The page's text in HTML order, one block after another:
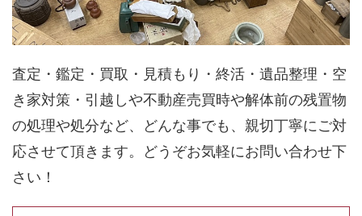
査定・鑑定・買取・見積もり・終活・遺品整理・空
き家対策・引越しや不動産売買時や解体前の残置物
の処理や処分など、どんな事でも、親切丁寧にご対
応させて頂きます。どうぞお気軽にお問い合わせ下
さい！